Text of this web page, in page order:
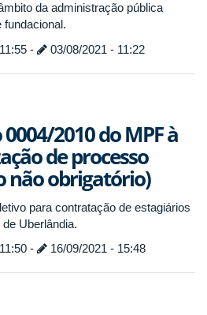
da administração pública
fundacional.
- 03/08/2021 - 11:22
2010 do MPF à
de processo
não obrigatório)
para contratação de estagiários
Uberlândia.
- 16/09/2021 - 15:48